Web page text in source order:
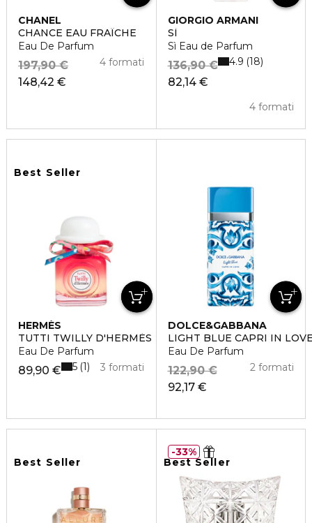
CHANEL
CHANCE EAU FRAÎCHE
Eau De Parfum
148,42 €
197,90 € 4 formati
GIORGIO ARMANI
SÌ
Sì Eau de Parfum
82,14 €
136,90 €
4 formati
4.9 18
Best Seller
HERMÈS
TUTTI TWILLY D'HERMÈS
Eau De Parfum
89,90 € 3 formati
5 1
DOLCE&GABBANA
LIGHT BLUE CAPRI IN
Eau De Parfum
92,17 €
122,90 € 2 formati
Best Seller Best Seller
33%